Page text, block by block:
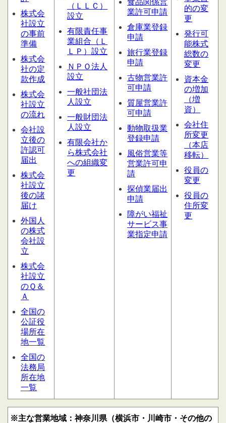
株式会
社設立
の事前
準備
株式会
社の定
款作成
株式会
社設立
の流れ
会社設
立後の
許認可
届出
株式会
社設立
後の諸
届け
外国人
の株式
会社設
立
株式会
社設立
のＱ＆
Ａ
全国の
公証役
場所在
地一覧
全国の
法務局
所在地
一覧
（ＬＬＣ）
設立
有限責任事
業組合（Ｌ
ＬＰ）設立
ＮＰＯ法人
設立
一般社団法
人設立
一般財団法
人設立
有限会社か
ら株式会社
への組織変
更
業許可申請
倉庫業登録
申請
旅行業登録
申請
古物営業許
可申請
質屋営業許
可申請
動物取扱業
登録申請
風俗営業等
営業許可申
請
探偵業届出
申請
障がい福祉
サービス事
業指定申請
的の変
更
発行可
能株式
総数の
変更
資本金
の増加
（増
資）
会社住
所変更
（本店
移転）
役員の
変更
役員の
住所変
更
※主な営業地域：神奈川県（横浜市・川崎市・その他の